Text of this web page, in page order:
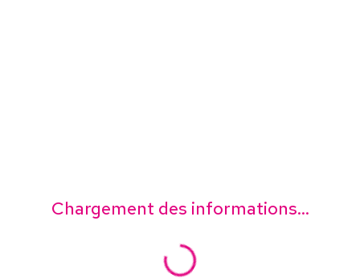
Chargement des informations...